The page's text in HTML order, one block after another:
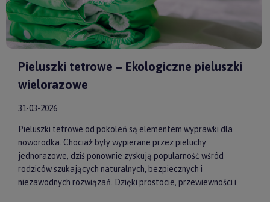
Pieluszki tetrowe – Ekologiczne pieluszki
wielorazowe
31-03-2026
Pieluszki tetrowe od pokoleń są elementem wyprawki dla
noworodka. Chociaż były wypierane przez pieluchy
jednorazowe, dziś ponownie zyskują popularność wśród
rodziców szukających naturalnych, bezpiecznych i
niezawodnych rozwiązań. Dzięki prostocie, przewiewności i